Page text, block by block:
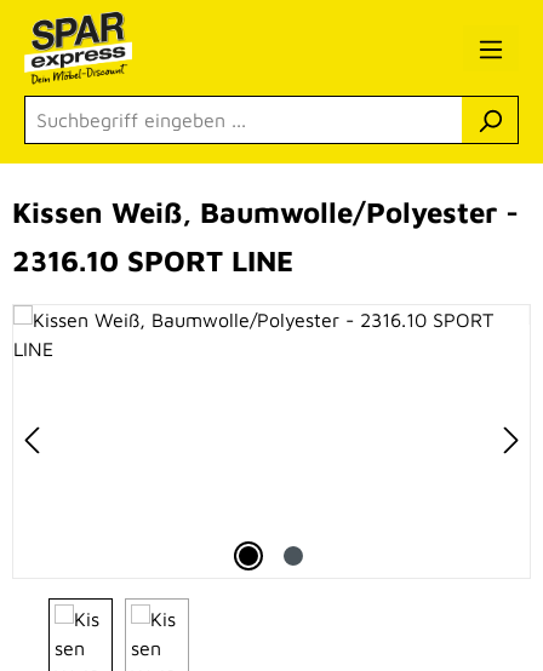
Zum Hauptinhalt springen
Bildergalerie überspringen
Kissen Weiß, Baumwolle/Polyester -
2316.10 SPORT LINE